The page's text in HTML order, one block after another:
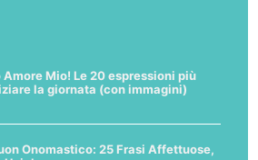
Amore Mio! Le 20 espressioni più
la giornata (con immagini)
Onomastico: 25 Frasi Affettuose,